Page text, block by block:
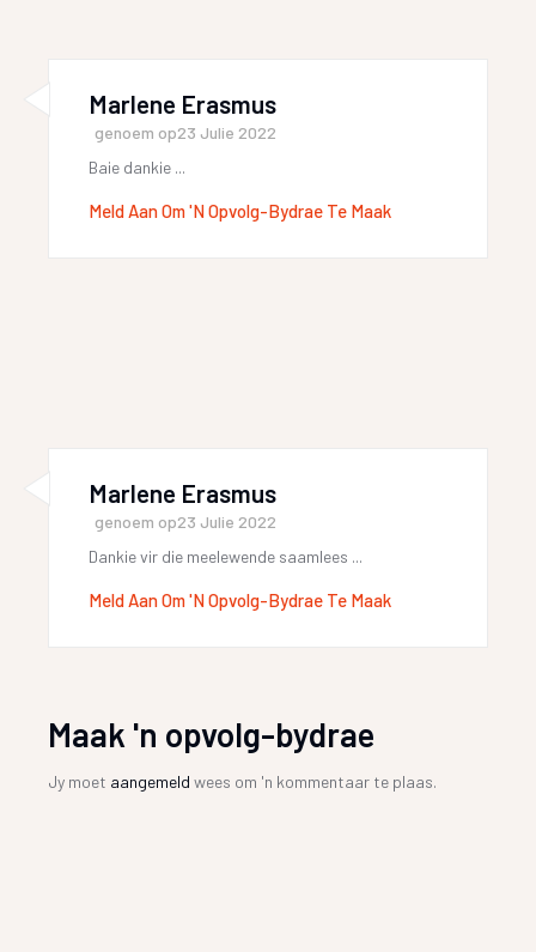
Marlene Erasmus
genoem op23 Julie 2022
Baie dankie ...
Meld Aan Om 'n Opvolg-Bydrae Te Maak
Marlene Erasmus
genoem op23 Julie 2022
Dankie vir die meelewende saamlees ...
Meld Aan Om 'n Opvolg-Bydrae Te Maak
Maak 'n opvolg-bydrae
Jy moet aangemeld wees om 'n kommentaar te plaas.